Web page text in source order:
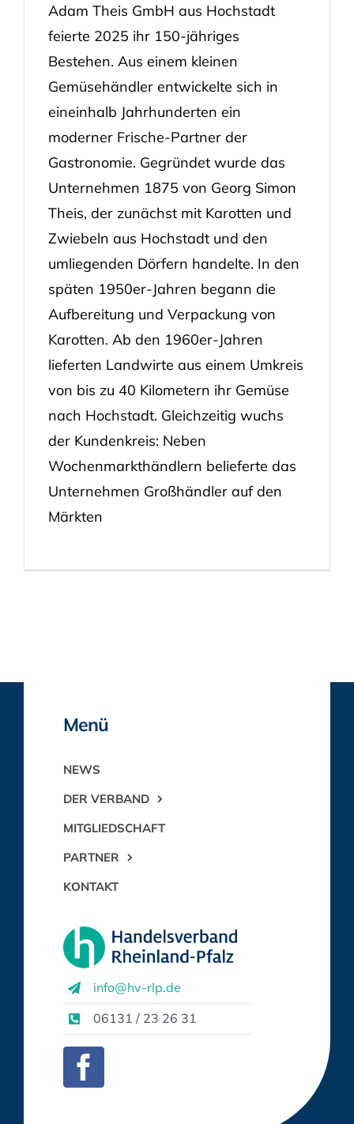
Adam Theis GmbH aus Hochstadt
feierte 2025 ihr 150-jähriges
Bestehen. Aus einem kleinen
Gemüsehändler entwickelte sich in
eineinhalb Jahrhunderten ein
moderner Frische-Partner der
Gastronomie. Gegründet wurde das
Unternehmen 1875 von Georg Simon
Theis, der zunächst mit Karotten und
Zwiebeln aus Hochstadt und den
umliegenden Dörfern handelte. In den
späten 1950er-Jahren begann die
Aufbereitung und Verpackung von
Karotten. Ab den 1960er-Jahren
lieferten Landwirte aus einem Umkreis
von bis zu 40 Kilometern ihr Gemüse
nach Hochstadt. Gleichzeitig wuchs
der Kundenkreis: Neben
Wochenmarkthändlern belieferte das
Unternehmen Großhändler auf den
Märkten
Menü
NEWS
DER VERBAND
MITGLIEDSCHAFT
PARTNER
KONTAKT
info@hv-rlp.de
06131 / 23 26 31